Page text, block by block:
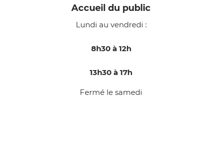
Accueil du public
Lundi au vendredi :
8h30 à 12h
13h30 à 17h
Fermé le samedi